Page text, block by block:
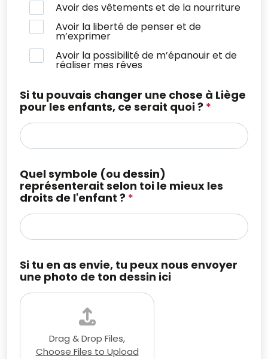
Avoir des vêtements et de la nourriture
Avoir la liberté de penser et de
m’exprimer
Avoir la possibilité de m’épanouir et de
réaliser mes rêves
Si tu pouvais changer une chose à Liège
pour les enfants, ce serait quoi ? *
Quel symbole (ou dessin)
représenterait selon toi le mieux les
droits de l'enfant ? *
Si tu en as envie, tu peux nous envoyer
une photo de ton dessin ici
Drag & Drop Files,
Choose Files to Upload